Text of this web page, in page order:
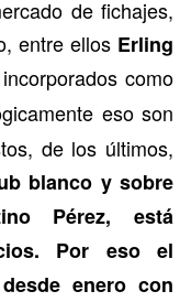
de fichajes,
entre ellos Erling
como
eso son
de los últimos,
blanco y sobre
Pérez, está
Por eso el
enero con